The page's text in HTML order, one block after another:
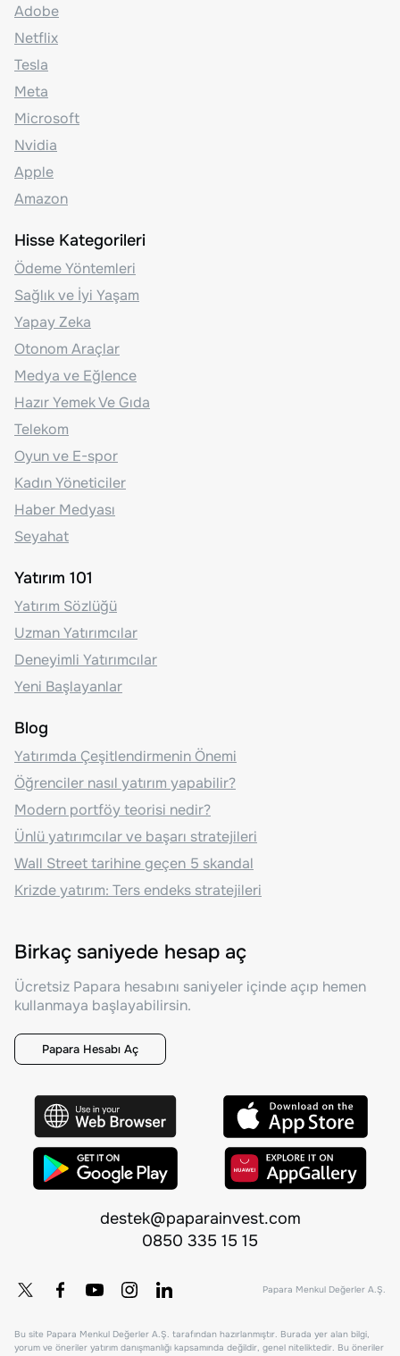
Adobe
Netflix
Tesla
Meta
Microsoft
Nvidia
Apple
Amazon
Hisse Kategorileri
Ödeme Yöntemleri
Sağlık ve İyi Yaşam
Yapay Zeka
Otonom Araçlar
Medya ve Eğlence
Hazır Yemek Ve Gıda
Telekom
Oyun ve E-spor
Kadın Yöneticiler
Haber Medyası
Seyahat
Yatırım 101
Yatırım Sözlüğü
Uzman Yatırımcılar
Deneyimli Yatırımcılar
Yeni Başlayanlar
Blog
Yatırımda Çeşitlendirmenin Önemi
Öğrenciler nasıl yatırım yapabilir?
Modern portföy teorisi nedir?
Ünlü yatırımcılar ve başarı stratejileri
Wall Street tarihine geçen 5 skandal
Krizde yatırım: Ters endeks stratejileri
Birkaç saniyede hesap aç
Ücretsiz Papara hesabını saniyeler içinde açıp hemen
kullanmaya başlayabilirsin.
Papara Hesabı Aç
destek@paparainvest.com
0850 335 15 15
Papara Menkul Değerler A.Ş.
Bu site Papara Menkul Değerler A.Ş. tarafından hazırlanmıştır. Burada yer alan bilgi,
yorum ve öneriler yatırım danışmanlığı kapsamında değildir, genel niteliktedir. Bu öneriler